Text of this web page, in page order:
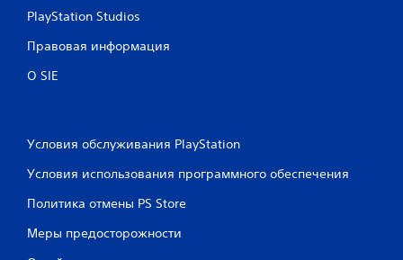
PlayStation Studios
Правовая информация
О SIE
Условия обслуживания PlayStation
Условия использования программного обеспечения
Политика отмены PS Store
Меры предосторожности